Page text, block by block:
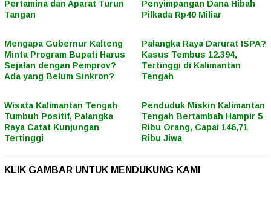
Pertamina dan Aparat Turun
Tangan
Penyimpangan Dana Hibah
Pilkada Rp40 Miliar
Mengapa Gubernur Kalteng
Minta Program Bupati Harus
Sejalan dengan Pemprov?
Ada yang Belum Sinkron?
Palangka Raya Darurat ISPA?
Kasus Tembus 12.394,
Tertinggi di Kalimantan
Tengah
Wisata Kalimantan Tengah
Tumbuh Positif, Palangka
Raya Catat Kunjungan
Tertinggi
Penduduk Miskin Kalimantan
Tengah Bertambah Hampir 5
Ribu Orang, Capai 146,71
Ribu Jiwa
KLIK GAMBAR UNTUK MENDUKUNG KAMI